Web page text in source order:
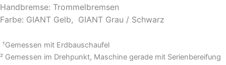
Handbremse: Trommelbremsen
Farbe: GIANT Gelb, GIANT Grau / Schwarz
¹Gemessen mit Erdbauschaufel
² Gemessen im Drehpunkt, Maschine gerade mit Serienbereifung